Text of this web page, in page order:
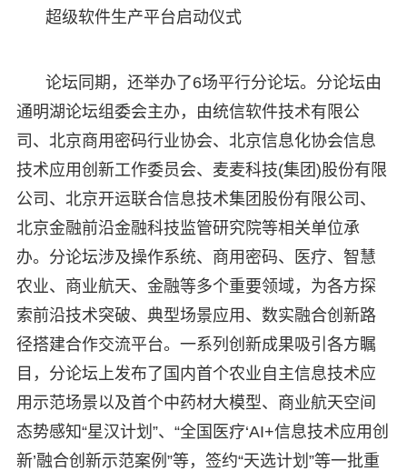
超级软件生产平台启动仪式
论坛同期，还举办了6场平行分论坛。分论坛由
通明湖论坛组委会主办，由统信软件技术有限公
司、北京商用密码行业协会、北京信息化协会信息
技术应用创新工作委员会、麦麦科技(集团)股份有限
公司、北京开运联合信息技术集团股份有限公司、
北京金融前沿金融科技监管研究院等相关单位承
办。分论坛涉及操作系统、商用密码、医疗、智慧
农业、商业航天、金融等多个重要领域，为各方探
索前沿技术突破、典型场景应用、数实融合创新路
径搭建合作交流平台。一系列创新成果吸引各方瞩
目，分论坛上发布了国内首个农业自主信息技术应
用示范场景以及首个中药材大模型、商业航天空间
态势感知“星汉计划”、“全国医疗‘AI+信息技术应用创
新’融合创新示范案例”等，签约“天选计划”等一批重